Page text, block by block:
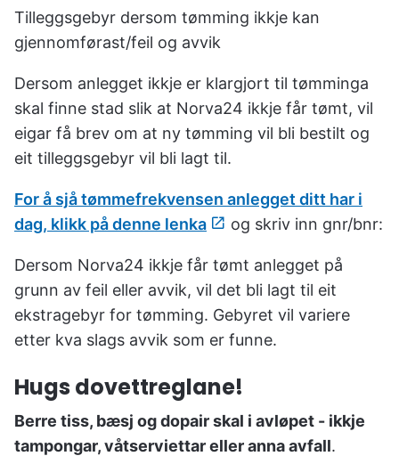
Tilleggsgebyr dersom tømming ikkje kan
gjennomførast/feil og avvik
Dersom anlegget ikkje er klargjort til tømminga
skal finne stad slik at Norva24 ikkje får tømt, vil
eigar få brev om at ny tømming vil bli bestilt og
eit tilleggsgebyr vil bli lagt til.
For å sjå tømmefrekvensen anlegget ditt har i
dag, klikk på denne lenka
og skriv inn gnr/bnr:
Dersom Norva24 ikkje får tømt anlegget på
grunn av feil eller avvik, vil det bli lagt til eit
ekstragebyr for tømming. Gebyret vil variere
etter kva slags avvik som er funne.
Hugs dovettreglane!
Berre tiss, bæsj og dopair skal i avløpet - ikkje
tampongar, våtserviettar eller anna avfall.